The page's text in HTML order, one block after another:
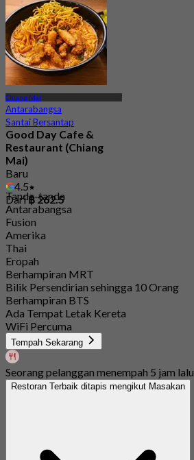
Chiang Mai
Antarabangsa
Santai Bersantap
Good Day Cafe &
Restaurant (Chiang
Mai)
Baru
4.5
Dari฿ 262.5
Tanda-tanda
Antarabangsa
Fusion
Amerika
Thai
Eropah
Berhampiran MRT
Bilik Persendirian sehingga 10 Orang
Berhampiran BTS
Ada Tempat Letak Kereta
WiFi Percuma
Tempah Sekarang
Seorang pelanggan menempah 5 jam lalu
Restoran Terbaik ditapis mengikut Masakan